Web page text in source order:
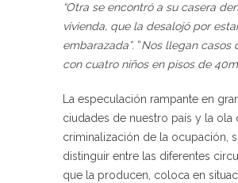
“Otra se encontró a su casera
vivienda, que la desalojó por
embarazada”. “Nos llegan casos
con cuatro niños en pisos de
La especulación rampante en
ciudades de nuestro país y la ola
criminalización de la ocupación,
distinguir entre las diferentes
que la producen, coloca en